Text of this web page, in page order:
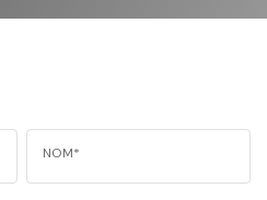
NOM*